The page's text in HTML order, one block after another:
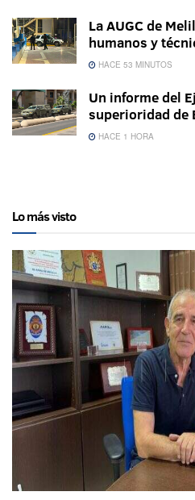
La AUGC de
humanos y
HACE 53 MINUTOS
Un informe del
superioridad de
HACE 1 HORA
Lo más visto